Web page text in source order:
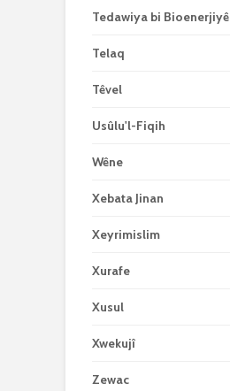
Tedawiya bi Bioenerjiyê
Telaq
Têvel
Usûlu'l-Fiqih
Wêne
Xebata Jinan
Xeyrimislim
Xurafe
Xusul
Xwekujî
Zewac